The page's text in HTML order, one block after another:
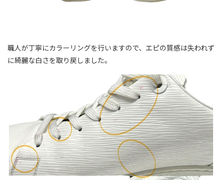
職人が丁寧にカラーリングを行いますので、エピの質感は失われず
に綺麗な白さを取り戻しました。